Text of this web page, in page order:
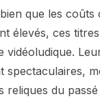
que les coûts
élevés, ces
vidéoludique.
spectaculaires,
reliques du passé